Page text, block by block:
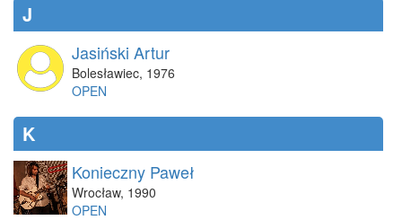
J
Jasiński Artur
Bolesławiec, 1976
OPEN
K
Konieczny Paweł
Wrocław, 1990
OPEN